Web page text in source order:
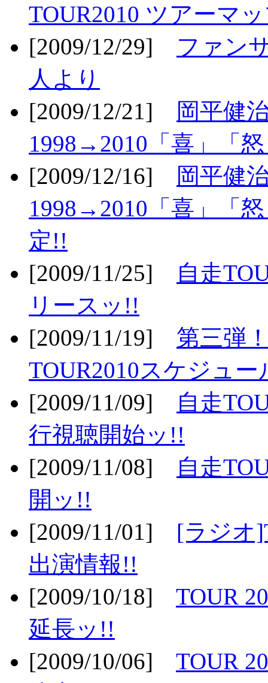
TOUR2010 ツアーマ
[2009/12/29] ファン
人より
[2009/12/21]
岡平健
1998→2010「喜」「
[2009/12/16]
岡平健
1998→2010「喜」「
定!!
[2009/11/25]
自走
リースッ!!
[2009/11/19] 第三弾
TOUR2010スケジュー
[2009/11/09]
自走
行視聴開始ッ!!
[2009/11/08]
自走
開ッ!!
[2009/11/01] [ラジオ
出演情報!!
[2009/10/18] TOUR
延長ッ!!
[2009/10/06] TOUR